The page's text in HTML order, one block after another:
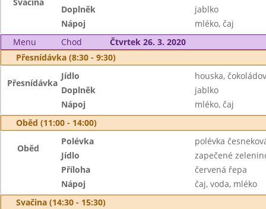
Doplněk
jablko
Nápoj
mléko, čaj
Menu
Chod
Čtvrtek 26. 3. 2020
Přesnídávka (8:30 - 9:30)
Přesnídávka
Jídlo
houska,
Doplněk
jablko
Nápoj
mléko, čaj
Oběd (11:00 - 14:00)
Oběd
Polévka
polévka
Jídlo
zapečené
Příloha
červená řepa
Nápoj
čaj, voda, mléko
Svačina (14:30 - 15:30)